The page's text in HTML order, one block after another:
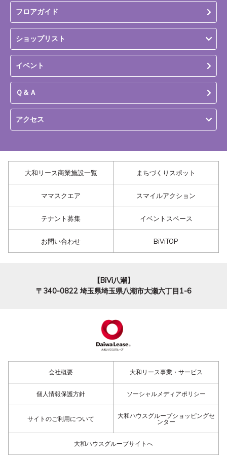
フロアガイド
ショップリスト
イベント
Ｑ＆Ａ
アクセス
大和リース商業施設一覧 まちづくりスポット
ママスクエア スマイルアクション
テナント募集 イベントスペース
お問い合わせ BiViTOP
【BiVi八潮】
〒340-0822 埼玉県埼玉県八潮市大瀬六丁目1-6
会社概要 大和リース事業・サービス
個人情報保護方針 ソーシャルメディアポリシー
サイトのご利用について
大和ハウスグループショッピングセ
ンター
大和ハウスグループサイトへ